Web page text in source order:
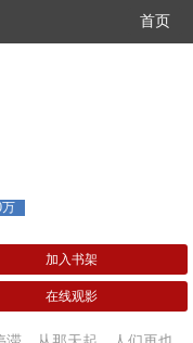
首页
万
加入书架
在线观影